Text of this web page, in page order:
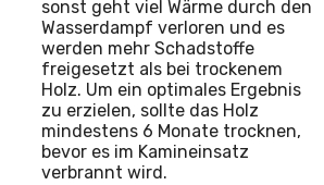
sonst geht viel Wärme durch den
Wasserdampf verloren und es
werden mehr Schadstoffe
freigesetzt als bei trockenem
Holz. Um ein optimales Ergebnis
zu erzielen, sollte das Holz
mindestens 6 Monate trocknen,
bevor es im Kamineinsatz
verbrannt wird.